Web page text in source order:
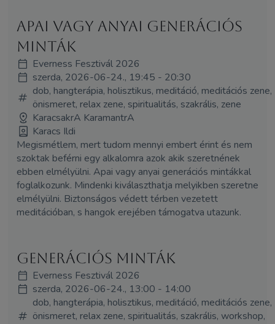
Apai vagy anyai generációs
minták
Everness Fesztivál 2026
szerda, 2026-06-24., 19:45 - 20:30
dob, hangterápia, holisztikus, meditáció, meditációs zene,
önismeret, relax zene, spiritualitás, szakrális, zene
KaracsakrA KaramantrA
Karacs Ildi
Megismétlem, mert tudom mennyi embert érint és nem
szoktak beférni egy alkalomra azok akik szeretnének
ebben elmélyülni. Apai vagy anyai generációs mintákkal
foglalkozunk. Mindenki kiválaszthatja melyikben szeretne
elmélyülni. Biztonságos védett térben vezetett
meditációban, s hangok erejében támogatva utazunk.
Generációs minták
Everness Fesztivál 2026
szerda, 2026-06-24., 13:00 - 14:00
dob, hangterápia, holisztikus, meditáció, meditációs zene,
önismeret, relax zene, spiritualitás, szakrális, workshop,